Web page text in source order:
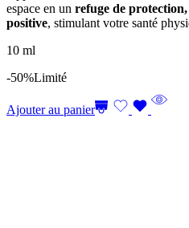
espace en un refuge de
positive, stimulant votre santé
10 ml
-50%Limité
Ajouter au panier